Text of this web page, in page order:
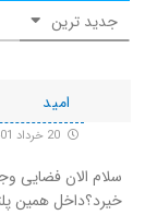
جدید ترین
امید
سلام الان فضایی
خیرد؟داخل همین